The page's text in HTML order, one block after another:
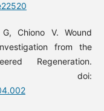
Chiono V. Wound
from the
Regeneration.
doi: